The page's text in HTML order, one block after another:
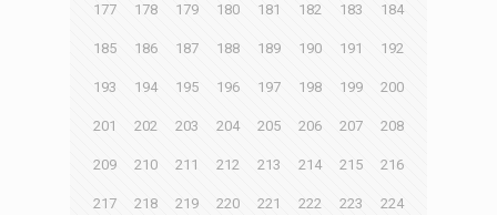
177 178 179 180 181 182 183 184
185 186 187 188 189 190 191 192
193 194 195 196 197 198 199 200
201 202 203 204 205 206 207 208
209 210 211 212 213 214 215 216
217 218 219 220 221 222 223 224